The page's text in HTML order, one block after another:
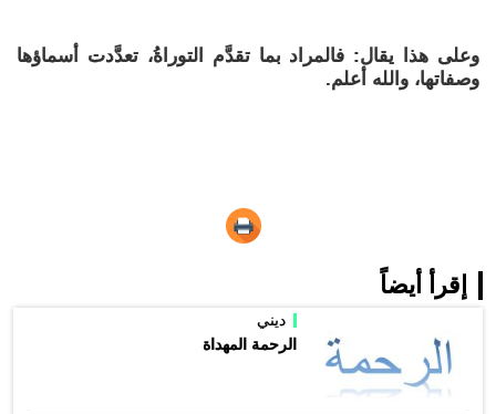
وعلى هذا يقال: فالمراد بما تقدَّم التوراةُ، تعدَّدت أسماؤها
وصفاتها، والله أعلم.
إقرأ أيضاً
ديني
الرحمة المهداة